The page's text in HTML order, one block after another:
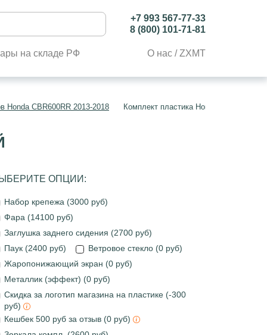
+7 993 567-77-33
8 (800) 101-71-81
на складе РФ О нас / ZXMT
Honda CBR600RR 2013-2018 Комплект пластика Honda CBR600RR
ОПЦИИ:
Набор крепежа (3000 руб)
Фара (14100 руб)
Заглушка заднего сидения (2700 руб)
Паук (2400 руб)
Ветровое стекло (0 руб)
Жаропонижающий экран (0 руб)
Металлик (эффект) (0 руб)
Скидка за логотип магазина на пластике (-300
руб)
Кешбек 500 руб за отзыв (0 руб)